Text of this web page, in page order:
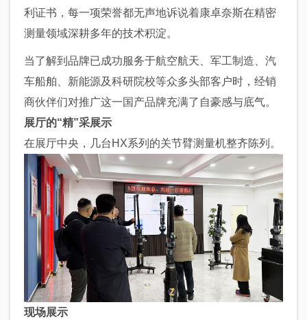
利证书，每一项荣誉都无声地诉说着康卓奈斯在精密
测量领域深耕多年的技术积淀。
当了解到品牌已成功服务于航空航天、军工制造、汽
车船舶、新能源及科研院校等众多头部客户时，经销
商伙伴们对推广这一国产品牌充满了自豪感与底气。
展厅的“精”采展示
在展厅中央，几台HX系列的关节臂测量机整齐陈列。
现场展示